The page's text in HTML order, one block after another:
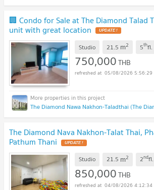
🏢 Condo for Sale at The Diamond Talad
unit with great location
Studio 21.5 m2 5thfl.
750,000THB
05/08/2026 5:56:29
The Diamond Nava Nakhon-Talat Thai,
Pathum Thani
Studio 21.5 m2 2ndfl.
850,000THB
04/08/2026 4:12:34